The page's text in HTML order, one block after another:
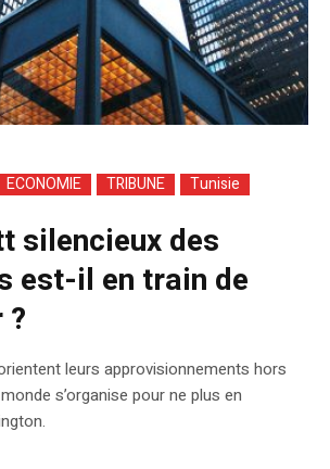
ECONOMIE TRIBUNE Tunisie
silencieux des
est-il en train de
?
leurs approvisionnements hors
s’organise pour ne plus en